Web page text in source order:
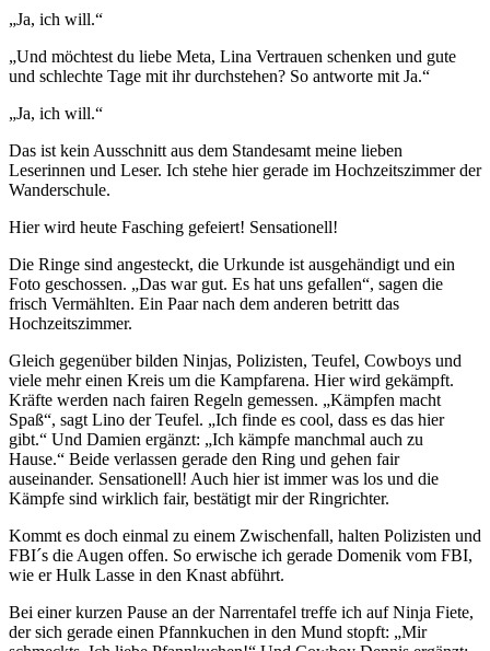
„Ja, ich will.“
„Und möchtest du liebe Meta, Lina Vertrauen schenken und gute
und schlechte Tage mit ihr durchstehen? So antworte mit Ja.“
„Ja, ich will.“
Das ist kein Ausschnitt aus dem Standesamt meine lieben
Leserinnen und Leser. Ich stehe hier gerade im Hochzeitszimmer der
Wanderschule.
Hier wird heute Fasching gefeiert! Sensationell!
Die Ringe sind angesteckt, die Urkunde ist ausgehändigt und ein
Foto geschossen. „Das war gut. Es hat uns gefallen“, sagen die
frisch Vermählten. Ein Paar nach dem anderen betritt das
Hochzeitszimmer.
Gleich gegenüber bilden Ninjas, Polizisten, Teufel, Cowboys und
viele mehr einen Kreis um die Kampfarena. Hier wird gekämpft.
Kräfte werden nach fairen Regeln gemessen. „Kämpfen macht
Spaß“, sagt Lino der Teufel. „Ich finde es cool, dass es das hier
gibt.“ Und Damien ergänzt: „Ich kämpfe manchmal auch zu
Hause.“ Beide verlassen gerade den Ring und gehen fair
auseinander. Sensationell! Auch hier ist immer was los und die
Kämpfe sind wirklich fair, bestätigt mir der Ringrichter.
Kommt es doch einmal zu einem Zwischenfall, halten Polizisten und
FBI´s die Augen offen. So erwische ich gerade Domenik vom FBI,
wie er Hulk Lasse in den Knast abführt.
Bei einer kurzen Pause an der Narrentafel treffe ich auf Ninja Fiete,
der sich gerade einen Pfannkuchen in den Mund stopft: „Mir